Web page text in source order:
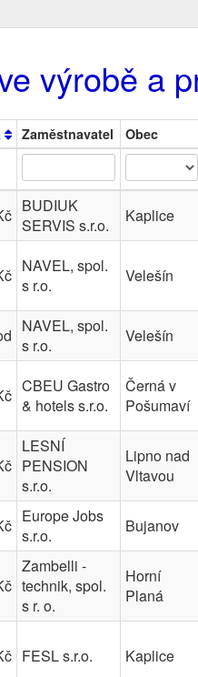
výrobě a
Zaměstnavatel Obec
BUDIUK
SERVIS s.r.o.
Kaplice
NAVEL, spol.
s r.o.
Velešín
NAVEL, spol.
s r.o.
Velešín
CBEU Gastro
& hotels s.r.o.
Černá v
Pošumaví
LESNÍ
PENSION
s.r.o.
Lipno nad
Vltavou
Europe Jobs
s.r.o.
Bujanov
Zambelli -
technik, spol.
s r. o.
Horní
Planá
FESL s.r.o. Kaplice